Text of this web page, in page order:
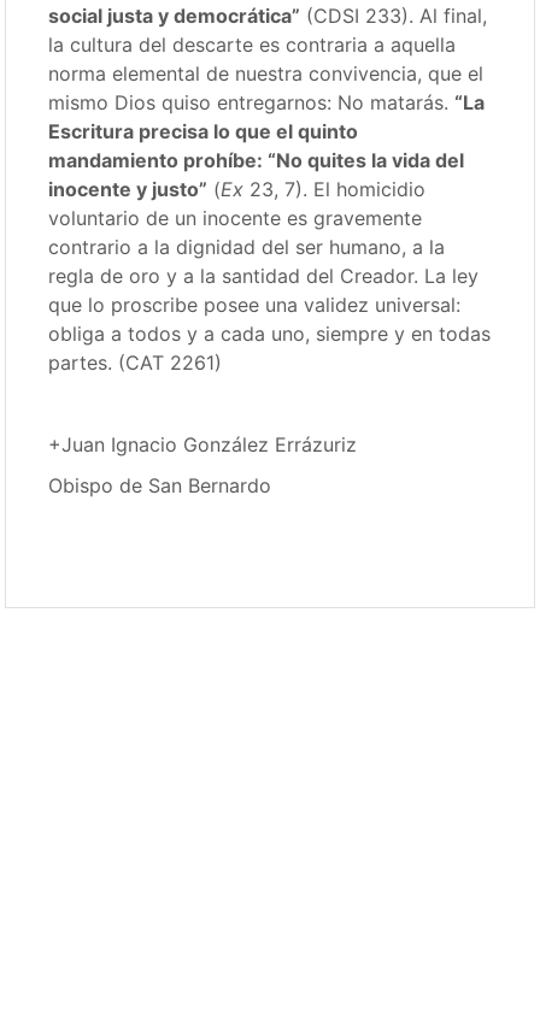
social justa y democrática” (CDSI 233). Al final,
la cultura del descarte es contraria a aquella
norma elemental de nuestra convivencia, que el
mismo Dios quiso entregarnos: No matarás. “La
Escritura precisa lo que el quinto
mandamiento prohíbe: “No quites la vida del
inocente y justo” (Ex 23, 7). El homicidio
voluntario de un inocente es gravemente
contrario a la dignidad del ser humano, a la
regla de oro y a la santidad del Creador. La ley
que lo proscribe posee una validez universal:
obliga a todos y a cada uno, siempre y en todas
partes. (CAT 2261)
+Juan Ignacio González Errázuriz
Obispo de San Bernardo